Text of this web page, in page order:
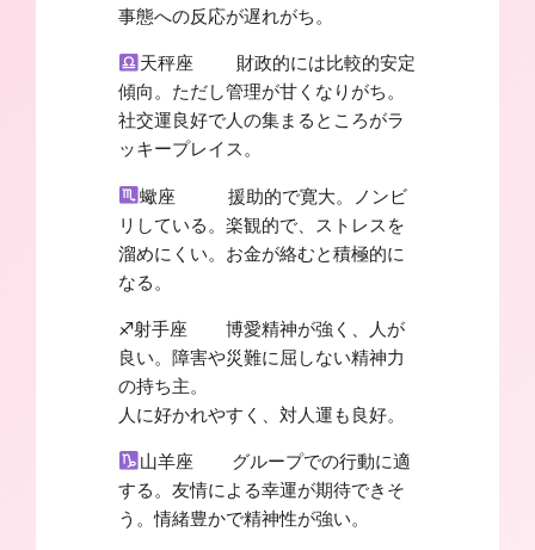
事態への反応が遅れがち。
天秤座 財政的には比較的安定
傾向。ただし管理が甘くなりがち。
社交運良好で人の集まるところがラ
ッキープレイス。
蠍座 援助的で寛大。ノンビ
リしている。楽観的で、ストレスを
溜めにくい。お金が絡むと積極的に
なる。
♐︎射手座 博愛精神が強く、人が
良い。障害や災難に屈しない精神力
の持ち主。
人に好かれやすく、対人運も良好。
山羊座 グループでの行動に適
する。友情による幸運が期待できそ
う。情緒豊かで精神性が強い。